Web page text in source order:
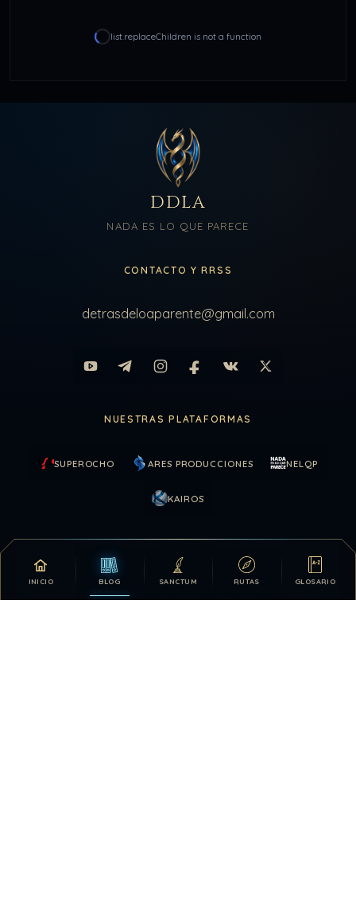
INICIO BLOG SANCTUM RUTAS GLOSARIO
list.replaceChildren is not a function
DDLA
NADA ES LO QUE PARECE
CONTACTO Y RRSS
detrasdeloaparente@gmail.com
NUESTRAS PLATAFORMAS
SUPEROCHO ARES PRODUCCIONES NELQP
KAIROS
Tu apoyo hace posible que DDLA siga creciendo.